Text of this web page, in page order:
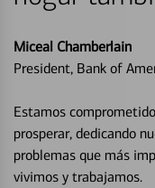
Miceal Chamberlain
President, Bank of
Estamos
prosperar, dedicando
problemas que más
vivimos y trabajamos.